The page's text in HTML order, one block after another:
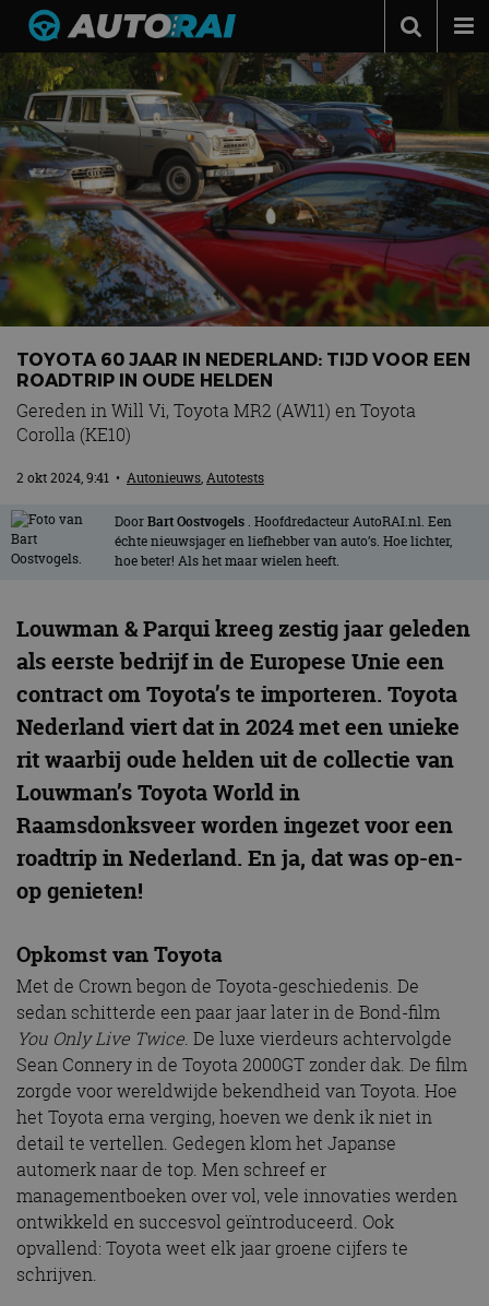
Autonieuws
Podcast
Autotests
Automerken
Adverteren
Contact
MotorRAI.nl
TOYOTA 60 JAAR IN NEDERLAND: TIJD VOOR EEN
ROADTRIP IN OUDE HELDEN
Gereden in Will Vi, Toyota MR2 (AW11) en Toyota
Corolla (KE10)
2 okt 2024, 9:41 • Autonieuws,Autotests
DoorBart Oostvogels . Hoofdredacteur AutoRAI.nl. Een
échte nieuwsjager en liefhebber van auto’s. Hoe lichter,
hoe beter! Als het maar wielen heeft.
Louwman & Parqui kreeg zestig jaar geleden
als eerste bedrijf in de Europese Unie een
contract om Toyota’s te importeren. Toyota
Nederland viert dat in 2024 met een unieke
rit waarbij oude helden uit de collectie van
Louwman’s Toyota World in
Raamsdonksveer worden ingezet voor een
roadtrip in Nederland. En ja, dat was op-en-
op genieten!
Opkomst van Toyota
Met de Crown begon de Toyota-geschiedenis. De
sedan schitterde een paar jaar later in de Bond-film
You Only Live Twice. De luxe vierdeurs achtervolgde
Sean Connery in de Toyota 2000GT zonder dak. De film
zorgde voor wereldwijde bekendheid van Toyota. Hoe
het Toyota erna verging, hoeven we denk ik niet in
detail te vertellen. Gedegen klom het Japanse
automerk naar de top. Men schreef er
managementboeken over vol, vele innovaties werden
ontwikkeld en succesvol geïntroduceerd. Ook
opvallend: Toyota weet elk jaar groene cijfers te
schrijven.